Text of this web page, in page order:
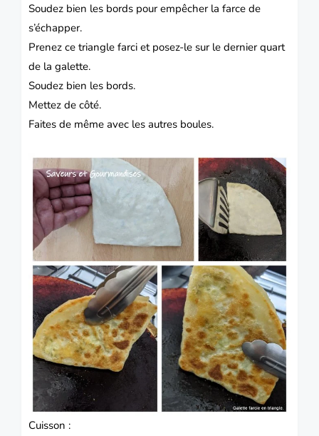
Soudez bien les bords pour empêcher la farce de
s’échapper.
Prenez ce triangle farci et posez-le sur le dernier quart
de la galette.
Soudez bien les bords.
Mettez de côté.
Faites de même avec les autres boules.
Cuisson :